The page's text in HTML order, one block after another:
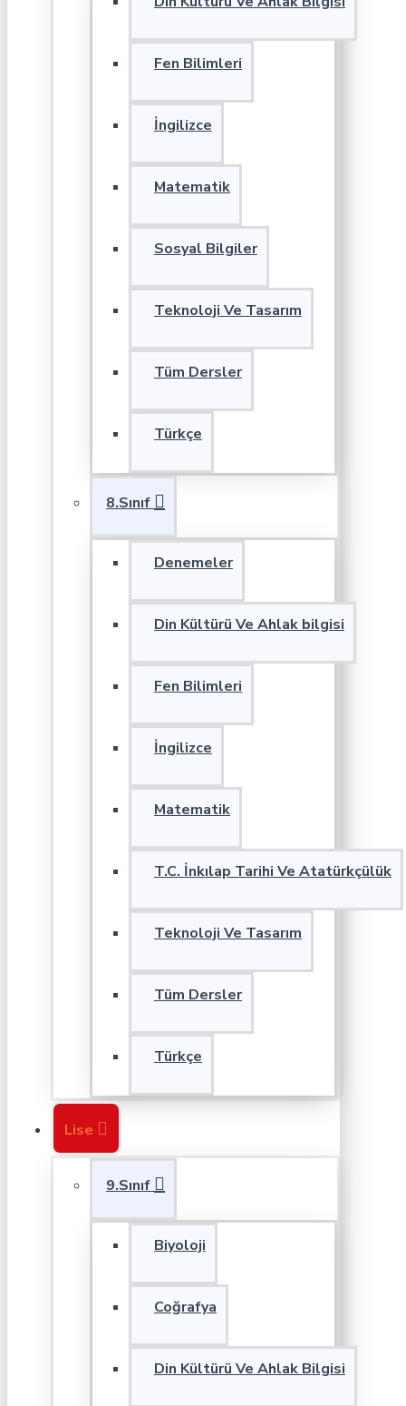
Fen Bilimleri
İngilizce
Matematik
Sosyal Bilgiler
Teknoloji Ve Tasarım
Tüm Dersler
Türkçe
8.Sınıf
Denemeler
Din Kültürü Ve Ahlak bilgisi
Fen Bilimleri
İngilizce
Matematik
T.C. İnkılap Tarihi Ve Atatürkçülük
Teknoloji Ve Tasarım
Tüm Dersler
Türkçe
Lise
9.Sınıf
Biyoloji
Coğrafya
Din Kültürü Ve Ahlak Bilgisi